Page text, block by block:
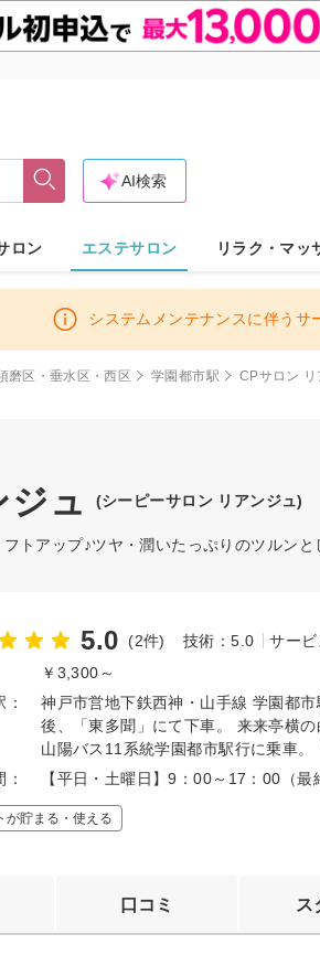
AI検索
ロン エステサロン リラク・マッ
システムメンテナンスに伴う
磨区・垂水区・西区 学園都市駅 CPサロン リ
ュ (シーピーサロン リアンジュ)
フトアップ♪ツヤ・潤いたっぷりのツルン
5.0 (2件) 技術：5.0 サー
￥3,300～
神戸市営地下鉄西神・山手線 学園都
後、「東多聞」にて下車。 来来亭横
山陽バス11系統学園都市駅行に乗車
【平日・土曜日】9：00～17：00（最
が貯まる・使える
口コミ ス